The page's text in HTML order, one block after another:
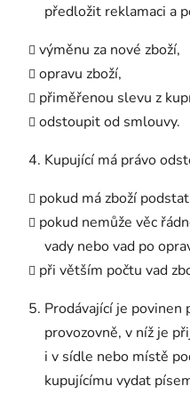
předložit reklamaci a
výměnu za nové zboží,
opravu zboží,
přiměřenou slevu z
odstoupit od smlouvy.
Kupující má právo
pokud má zboží
pokud nemůže věc
vady nebo vad po
při větším počtu vad
Prodávající je
provozovně, v níž je
i v sídle nebo místě
kupujícímu vydat